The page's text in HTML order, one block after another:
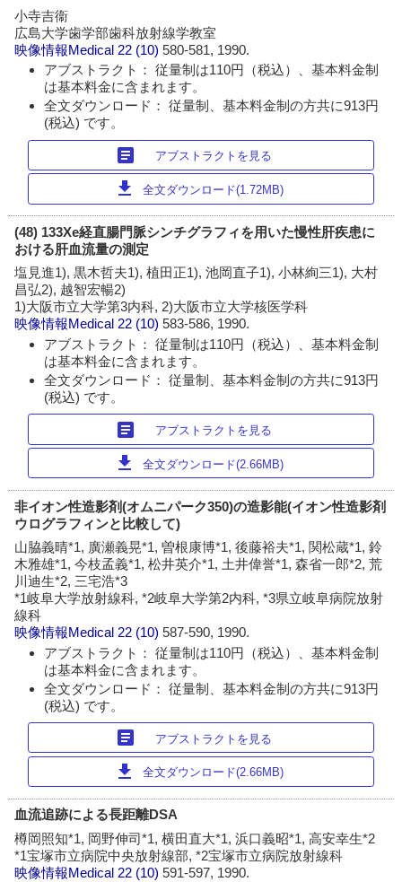
小寺吉衞
広島大学歯学部歯科放射線学教室
映像情報Medical 22 (10)580-581, 1990.
アブストラクト： 従量制は110円（税込）、基本料金制
は基本料金に含まれます。
全文ダウンロード： 従量制、基本料金制の方共に913円
(税込) です。
article アブストラクトを見る
download 全文ダウンロード(1.72MB)
(48) 133Xe経直腸門脈シンチグラフィを用いた慢性肝疾患に
おける肝血流量の測定
塩見進1), 黒木哲夫1), 植田正1), 池岡直子1), 小林絢三1), 大村
昌弘2), 越智宏暢2)
1)大阪市立大学第3内科, 2)大阪市立大学核医学科
映像情報Medical 22 (10)583-586, 1990.
アブストラクト： 従量制は110円（税込）、基本料金制
は基本料金に含まれます。
全文ダウンロード： 従量制、基本料金制の方共に913円
(税込) です。
article アブストラクトを見る
download 全文ダウンロード(2.66MB)
非イオン性造影剤(オムニパーク350)の造影能(イオン性造影剤
ウログラフィンと比較して)
山脇義晴*1, 廣瀬義晃*1, 曽根康博*1, 後藤裕夫*1, 関松蔵*1, 鈴
木雅雄*1, 今枝孟義*1, 松井英介*1, 土井偉誉*1, 森省一郎*2, 荒
川迪生*2, 三宅浩*3
*1岐阜大学放射線科, *2岐阜大学第2内科, *3県立岐阜病院放射
線科
映像情報Medical 22 (10)587-590, 1990.
アブストラクト： 従量制は110円（税込）、基本料金制
は基本料金に含まれます。
全文ダウンロード： 従量制、基本料金制の方共に913円
(税込) です。
article アブストラクトを見る
download 全文ダウンロード(2.66MB)
血流追跡による長距離DSA
樽岡照知*1, 岡野伸司*1, 横田直大*1, 浜口義昭*1, 高安幸生*2
*1宝塚市立病院中央放射線部, *2宝塚市立病院放射線科
映像情報Medical 22 (10)591-597, 1990.